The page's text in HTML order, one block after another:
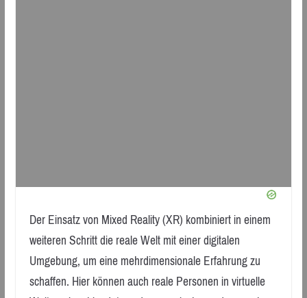
Der Einsatz von Mixed Reality (XR) kombiniert in einem
weiteren Schritt die reale Welt mit einer digitalen
Umgebung, um eine mehrdimensionale Erfahrung zu
schaffen. Hier können auch reale Personen in virtuelle